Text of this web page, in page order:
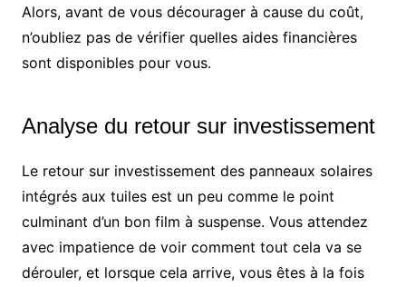
Alors, avant de vous décourager à cause du coût,
n’oubliez pas de vérifier quelles aides financières
sont disponibles pour vous.
Analyse du retour sur investissement
Le retour sur investissement des panneaux solaires
intégrés aux tuiles est un peu comme le point
culminant d’un bon film à suspense. Vous attendez
avec impatience de voir comment tout cela va se
dérouler, et lorsque cela arrive, vous êtes à la fois